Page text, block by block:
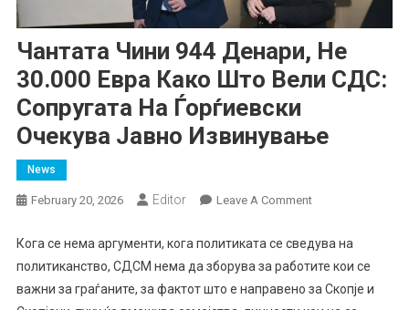
Чантата Чини 944 Денари, Не
30.000 Евра Како Што Вели СДС:
Сопругата На Ѓорѓиевски
Очекува Јавно Извинување
News
February 20, 2026 Еditor Leave A CommentOn
Чини
944
Денари,
Кога се нема аргументи, кога политиката се сведува на
политиканство, СДСМ нема да зборува за работите кои се
важни за граѓаните, за фактот што е направено за Скопје и